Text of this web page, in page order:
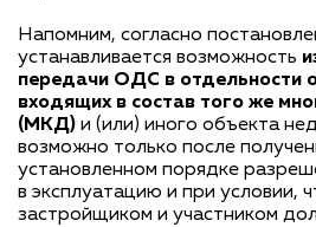
Напомним, согласно
устанавливается возможность
передачи ОДС в отдельности
входящих в состав того же
(МКД) и (или) иного объекта
возможно только после
установленном порядке
в эксплуатацию и при условии,
застройщиком и участником